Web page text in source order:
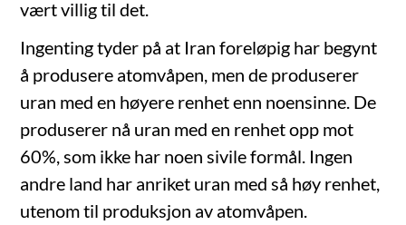
vært villig til det.
Ingenting tyder på at Iran foreløpig har begynt
å produsere atomvåpen, men de produserer
uran med en høyere renhet enn noensinne. De
produserer nå uran med en renhet opp mot
60%, som ikke har noen sivile formål. Ingen
andre land har anriket uran med så høy renhet,
utenom til produksjon av atomvåpen.